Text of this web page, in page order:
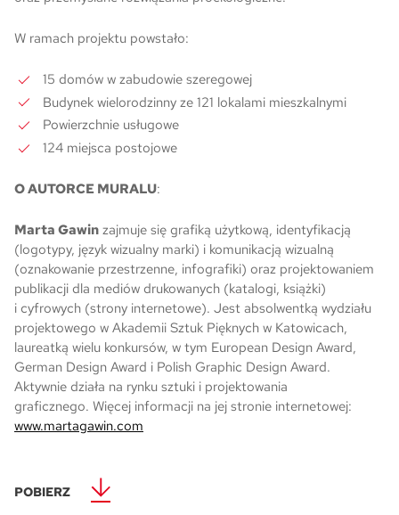
W ramach projektu powstało:
15 domów w zabudowie szeregowej
Budynek wielorodzinny ze 121 lokalami mieszkalnymi
Powierzchnie usługowe
124 miejsca postojowe
O AUTORCE MURALU:
Marta Gawin zajmuje się grafiką użytkową, identyfikacją
(logotypy, język wizualny marki) i komunikacją wizualną
(oznakowanie przestrzenne, infografiki) oraz projektowaniem
publikacji dla mediów drukowanych (katalogi, książki)
i cyfrowych (strony internetowe). Jest absolwentką wydziału
projektowego w Akademii Sztuk Pięknych w Katowicach,
laureatką wielu konkursów, w tym European Design Award,
German Design Award i Polish Graphic Design Award.
Aktywnie działa na rynku sztuki i projektowania
graficznego. Więcej informacji na jej stronie internetowej:
www.martagawin.com
POBIERZ